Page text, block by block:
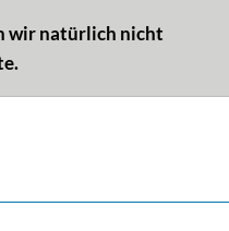
wir natürlich nicht